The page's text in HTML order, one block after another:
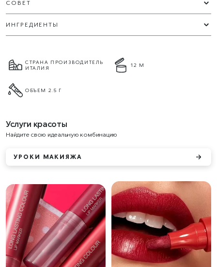
СОВЕТ
ИНГРЕДИЕНТЫ
СТРАНА ПРОИЗВОДИТЕЛЬ
ИТАЛИЯ
12 М
ОБЪЕМ 2.5 Г
Услуги красоты
Найдите свою идеальную комбинацию
УРОКИ МАКИЯЖА